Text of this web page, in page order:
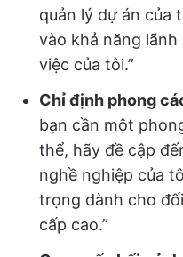
quản lý dự án của
vào khả năng
việc của tôi.”
Chỉ định phong
bạn cần một
thể, hãy đề cập
nghề nghiệp của
trọng dành cho
cấp cao.”